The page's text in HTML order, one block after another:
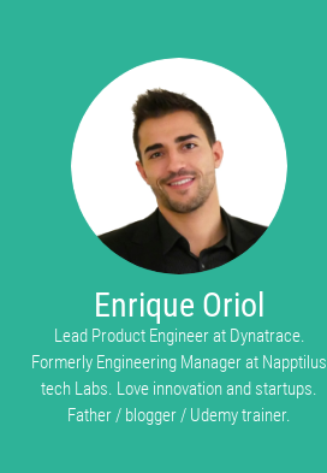
Enrique Oriol
Lead Product Engineer at Dynatrace.
Formerly Engineering Manager at Napptilus
tech Labs. Love innovation and startups.
Father / blogger / Udemy trainer.